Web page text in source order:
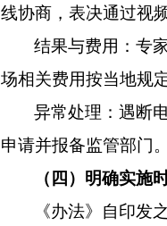
线协商，表决通过视
结果与费用：专
场相关费用按当地规
异常处理：遇断
申请并报备监管部门。
（ 四 ） 明确实施
《办法》自印发